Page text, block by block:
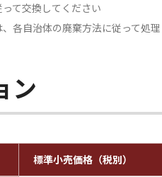
て交換してください
各自治体の廃棄方法に従って処
ン
標準小売価格（税別）